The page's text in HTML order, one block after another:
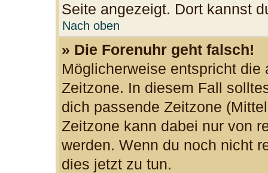
Seite angezeigt. Dort kannst
Nach oben
» Die Forenuhr geht falsch!
Möglicherweise entspricht
Zeitzone. In diesem Fall
dich passende Zeitzone
Zeitzone kann dabei nur von
werden. Wenn du noch nicht
dies jetzt zu tun.